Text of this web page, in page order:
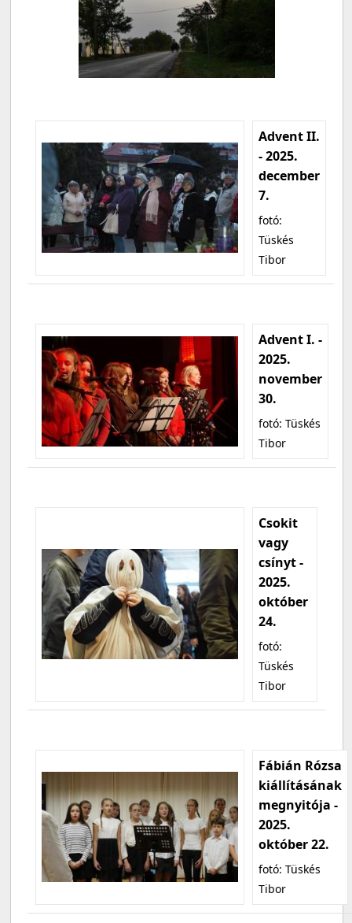
Advent II.
- 2025.
december
7.
fotó:
Tüskés
Tibor
Advent I. -
2025.
november
30.
fotó: Tüskés
Tibor
Csokit
vagy
csínyt -
2025.
október
24.
fotó:
Tüskés
Tibor
Fábián Rózsa
kiállításának
megnyitója -
2025.
október 22.
fotó: Tüskés
Tibor